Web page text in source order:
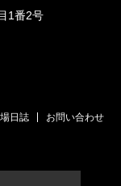
1番2号
日誌 お問い合わせ